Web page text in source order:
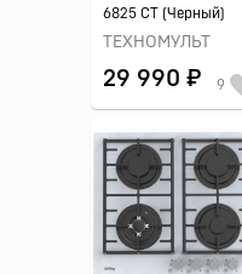
6825 CT (Черный)
ТЕХНОМУЛЬТ
29 990 ₽ 9